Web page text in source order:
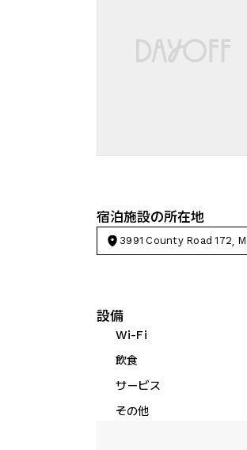
宿泊施設の所在地
3991 County Road 172,
設備
Wi-Fi
飲食
サービス
その他